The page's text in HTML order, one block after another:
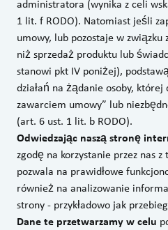
administratora (wynika z celi
1 lit. f RODO). Natomiast jeśli
umowy, lub pozostaje w
niż sprzedaż produktu lub
stanowi pkt IV poniżej),
działań na żądanie osoby, której
zawarciem umowy” lub
(art. 6 ust. 1 lit. b RODO).
Odwiedzając naszą stronę
zgodę na korzystanie przez nas
pozwala na prawidłowe
również na analizowanie
strony - przykładowo jak
Dane te przetwarzamy w celu